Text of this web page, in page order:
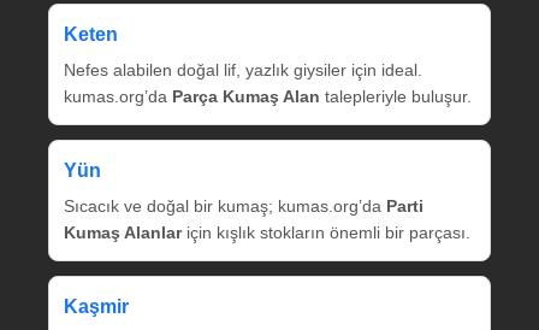
Keten
Nefes alabilen doğal lif, yazlık giysiler için ideal.
kumas.org’da Parça Kumaş Alan talepleriyle buluşur.
Yün
Sıcacık ve doğal bir kumaş; kumas.org’da Parti
Kumaş Alanlariçin kışlık stokların önemli bir parçası.
Kaşmir